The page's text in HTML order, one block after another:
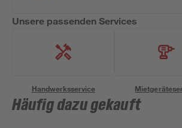
Unsere passenden Services
Handwerksservice
Häufig dazu gekauft